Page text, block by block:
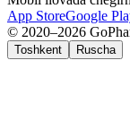
App StoreGoogle
© 2020–2026
Toshkent Ruscha